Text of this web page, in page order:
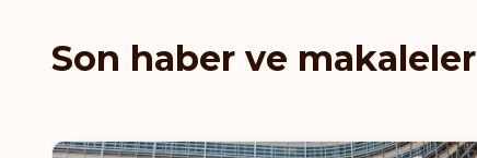
Son haber ve makaleler